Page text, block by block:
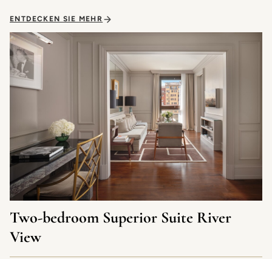
ENTDECKEN SIE MEHR
Two-bedroom Superior Suite River
View